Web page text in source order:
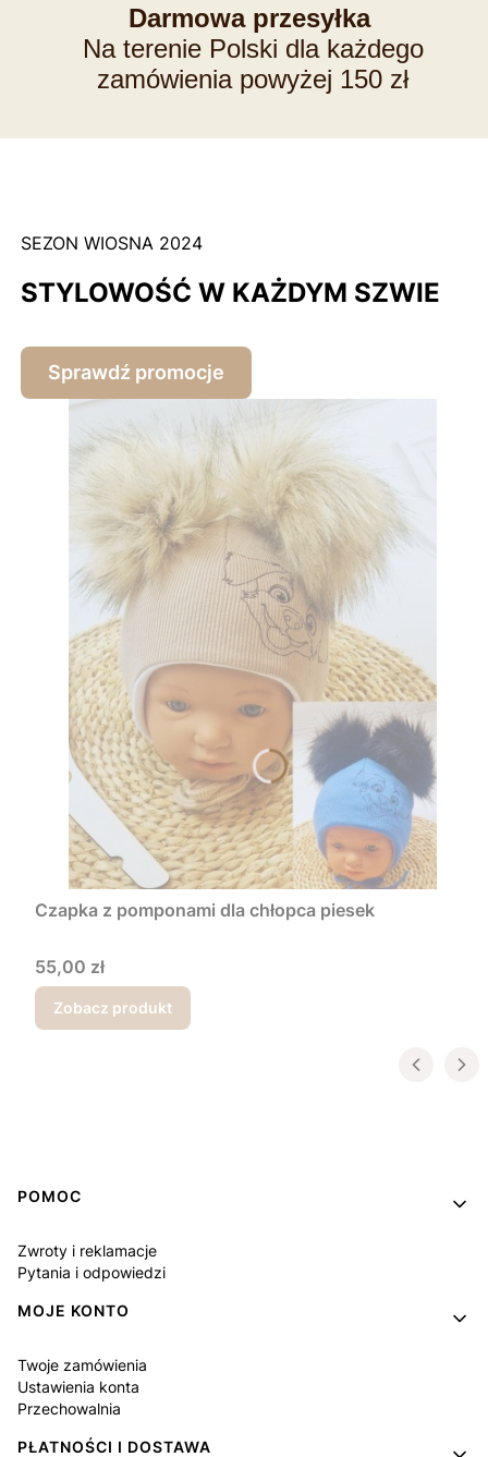
Darmowa przesyłka
Na terenie Polski dla każdego
zamówienia powyżej 150 zł
SEZON WIOSNA 2024
STYLOWOŚĆ W KAŻDYM SZWIE
Sprawdź promocje
Czapka z pomponami dla chłopca piesek
Cena
55,00 zł
Zobacz produkt
Linki w stopce
POMOC
Zwroty i reklamacje
Pytania i odpowiedzi
MOJE KONTO
Twoje zamówienia
Ustawienia konta
Przechowalnia
PŁATNOŚCI I DOSTAWA